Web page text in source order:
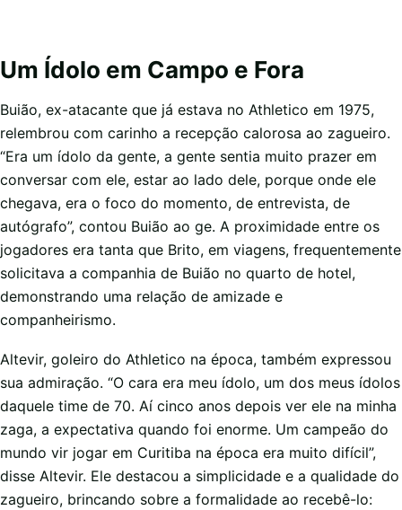
Um Ídolo em Campo e Fora
Buião, ex-atacante que já estava no Athletico em 1975,
relembrou com carinho a recepção calorosa ao zagueiro.
“Era um ídolo da gente, a gente sentia muito prazer em
conversar com ele, estar ao lado dele, porque onde ele
chegava, era o foco do momento, de entrevista, de
autógrafo”, contou Buião ao ge. A proximidade entre os
jogadores era tanta que Brito, em viagens, frequentemente
solicitava a companhia de Buião no quarto de hotel,
demonstrando uma relação de amizade e
companheirismo.
Altevir, goleiro do Athletico na época, também expressou
sua admiração. “O cara era meu ídolo, um dos meus ídolos
daquele time de 70. Aí cinco anos depois ver ele na minha
zaga, a expectativa quando foi enorme. Um campeão do
mundo vir jogar em Curitiba na época era muito difícil”,
disse Altevir. Ele destacou a simplicidade e a qualidade do
zagueiro, brincando sobre a formalidade ao recebê-lo: